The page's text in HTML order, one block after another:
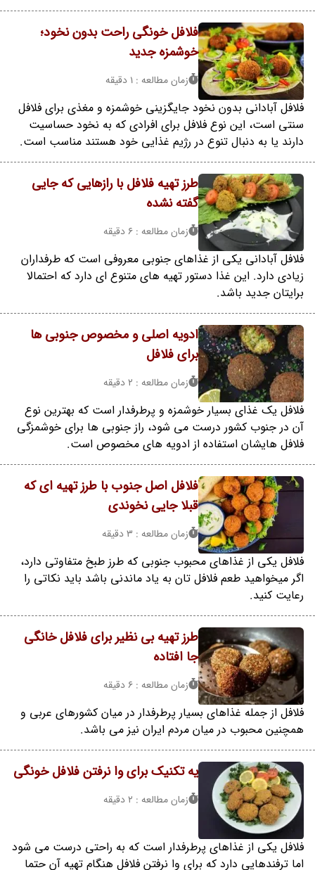
فلافل خونگی راحت بدون نخود؛
خوشمزه جدید
زمان مطالعه : 1 دقیقه
فلافل آبادانی بدون نخود جایگزینی خوشمزه و مغذی برای فلافل
سنتی است، این نوع فلافل برای افرادی که به نخود حساسیت
دارند یا به دنبال تنوع در رژیم غذایی خود هستند مناسب است.
طرز تهیه فلافل با رازهایی که جایی
گفته نشده
زمان مطالعه : 6 دقیقه
فلافل آبادانی یکی از غذاهای جنوبی معروفی است که طرفداران
زیادی دارد. این غذا دستور تهیه های متنوع ای دارد که احتمالا
برایتان جدید باشد.
ادویه اصلی و مخصوص جنوبی ها
برای فلافل
زمان مطالعه : 2 دقیقه
فلافل یک غذای بسیار خوشمزه و پرطرفدار است که بهترین نوع
آن در جنوب کشور درست می شود، راز جنوبی ها برای خوشمزگی
فلافل هایشان استفاده از ادویه های مخصوص است.
فلافل اصل جنوب با طرز تهیه ای که
قبلا جایی نخوندی
زمان مطالعه : 3 دقیقه
فلافل یکی از غذاهای محبوب جنوبی که طرز طبخ متفاوتی دارد،
اگر میخواهید طعم فلافل تان به یاد ماندنی باشد باید نکاتی را
رعایت کنید.
طرز تهیه بی نظیر برای فلافل خانگی
جا افتاده
زمان مطالعه : 6 دقیقه
فلافل از جمله غذاهای بسیار پرطرفدار در میان کشورهای عربی و
همچنین محبوب در میان مردم ایران نیز می باشد.
یه تکنیک برای وا نرفتن فلافل خونگی
زمان مطالعه : 2 دقیقه
فلافل یکی از غذاهای پرطرفدار است که به راحتی درست می شود
اما ترفندهایی دارد که برای وا نرفتن فلافل هنگام تهیه آن حتما